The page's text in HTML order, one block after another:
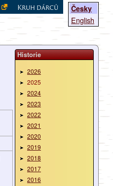
Česky
English
Kruh dárců
Historie
2026
2025
2024
2023
2022
2021
2020
2019
2018
2017
2016